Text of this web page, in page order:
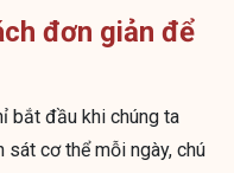
đơn giản để
bắt đầu khi chúng ta
cơ thể mỗi ngày, chú